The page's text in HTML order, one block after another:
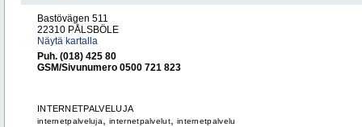
Bastövägen 511
22310 PÅLSBÖLE
Näytä kartalla
Puh. (018) 425 80
GSM/Sivunumero 0500 721 823
INTERNETPALVELUJA
internetpalveluja ,internetpalvelut, internetpalvelu